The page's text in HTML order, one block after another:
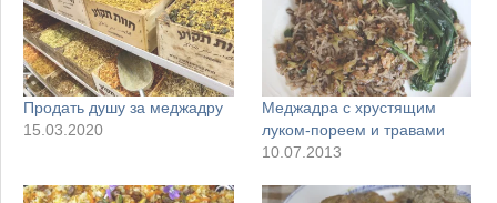
Продать душу за меджадру
15.03.2020
Меджадра с хрустящим
луком-пореем и травами
10.07.2013